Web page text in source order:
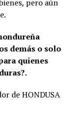
pero aún
demás o solo
quienes
de HONDUSA